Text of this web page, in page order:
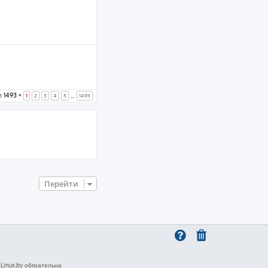
1493 • 1 2 3 4 5 1493
Перейти
обязательна